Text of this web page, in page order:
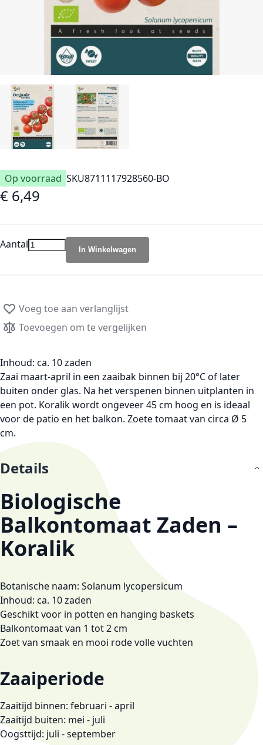
Op voorraad SKU8711117928560-BO
€ 6,49
Aantal In Winkelwagen
Voeg toe aan verlanglijst
Toevoegen om te vergelijken
Inhoud: ca. 10 zaden
Zaai maart-april in een zaaibak binnen bij 20°C of later
buiten onder glas. Na het verspenen binnen uitplanten in
een pot. Koralik wordt ongeveer 45 cm hoog en is ideaal
voor de patio en het balkon. Zoete tomaat van circa Ø 5
cm.
Details
Biologische
Balkontomaat Zaden –
Koralik
Botanische naam: Solanum lycopersicum
Inhoud: ca. 10 zaden
Geschikt voor in potten en hanging baskets
Balkontomaat van 1 tot 2 cm
Zoet van smaak en mooi rode volle vuchten
Zaaiperiode
Zaaitijd binnen: februari - april
Zaaitijd buiten: mei - juli
Oogsttijd: juli - september